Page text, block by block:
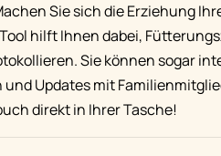
Sie sich die Erziehung
hilft Ihnen dabei,
Sie können sogar
Updates mit
direkt in Ihrer Tasche!